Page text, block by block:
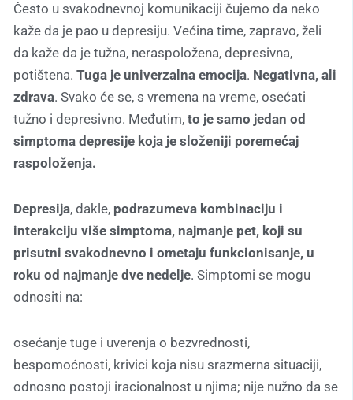
Često u svakodnevnoj komunikaciji čujemo da neko
kaže da je pao u depresiju. Većina time, zapravo, želi
da kaže da je tužna, neraspoložena, depresivna,
potištena. Tuga je univerzalna emocija. Negativna, ali
zdrava. Svako će se, s vremena na vreme, osećati
tužno i depresivno. Međutim, to je samo jedan od
simptoma depresije koja je složeniji poremećaj
raspoloženja.
Depresija, dakle, podrazumeva kombinaciju i
interakciju više simptoma, najmanje pet, koji su
prisutni svakodnevno i ometaju funkcionisanje, u
roku od najmanje dve nedelje. Simptomi se mogu
odnositi na:
osećanje tuge i uverenja o bezvrednosti,
bespomoćnosti, krivici koja nisu srazmerna situaciji,
odnosno postoji iracionalnost u njima; nije nužno da se